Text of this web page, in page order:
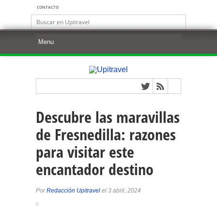
CONTACTO
Descubre las maravillas
de Fresnedilla: razones
para visitar este
encantador destino
PorRedacción Upitravel el 3 abril, 2024